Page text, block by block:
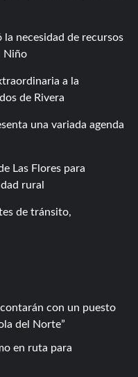
necesidad de recursos
Niño
a la
de Rivera
una variada agenda
Las Flores para
rural
de tránsito,
con un puesto
del Norte
en ruta para